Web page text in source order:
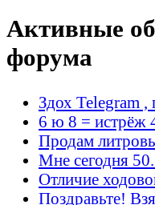
Активные
форума
Здох Telegram
6 ю 8 = истрёж
Продам
Мне сегодня
Отличие
Поздравьте!